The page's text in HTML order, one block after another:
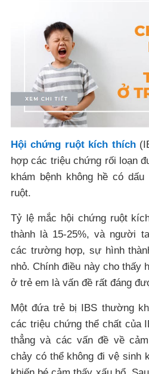
Hội chứng ruột kích thích
hợp các triệu chứng rối loạn
khám bệnh không hề có
ruột.
Tỷ lệ mắc hội chứng ruột
thành là 15-25%, và người
các trường hợp, sự hình
nhỏ. Chính điều này cho thấy
ở trẻ em là vấn đề rất đáng
Một đứa trẻ bị IBS thường
các triệu chứng thể chất của
thẳng và các vấn đề về
chảy có thể không đi vệ sinh